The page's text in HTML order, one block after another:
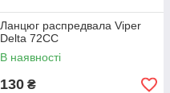
Ланцюг распредвала Viper
Delta 72СС
В наявності
130 ₴